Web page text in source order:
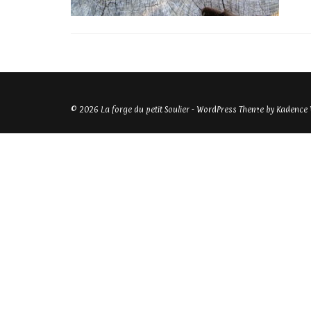
© 2026 La forge du petit Soulier - WordPress Theme by Kadence